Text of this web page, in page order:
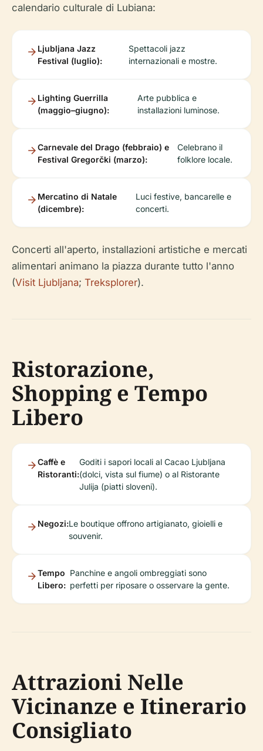
calendario culturale di Lubiana:
Ljubljana Jazz
Festival (luglio):
Spettacoli jazz
internazionali e mostre.
Lighting Guerrilla
(maggio–giugno):
Arte pubblica e
installazioni luminose.
Carnevale del Drago (febbraio) e
Festival Gregorčki (marzo):
Celebrano il
folklore locale.
Mercatino di Natale
(dicembre):
Luci festive, bancarelle e
concerti.
Concerti all'aperto, installazioni artistiche e mercati
alimentari animano la piazza durante tutto l'anno
(Visit Ljubljana; Treksplorer).
Ristorazione,
Shopping e Tempo
Libero
Caffè e
Ristoranti:
Goditi i sapori locali al Cacao Ljubljana
(dolci, vista sul fiume) o al Ristorante
Julija (piatti sloveni).
Negozi:Le boutique offrono artigianato, gioielli e
souvenir.
Tempo
Libero:
Panchine e angoli ombreggiati sono
perfetti per riposare o osservare la gente.
Attrazioni Nelle
Vicinanze e Itinerario
Consigliato